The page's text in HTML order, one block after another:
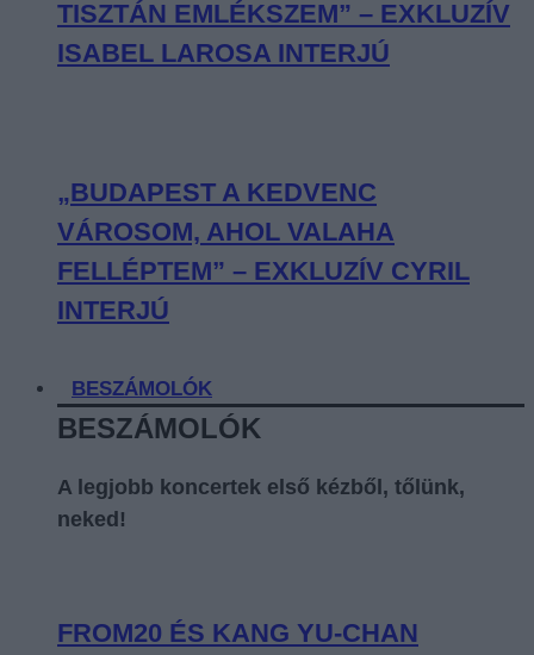
TISZTÁN EMLÉKSZEM” – EXKLUZÍV
ISABEL LAROSA INTERJÚ
„BUDAPEST A KEDVENC
VÁROSOM, AHOL VALAHA
FELLÉPTEM” – EXKLUZÍV CYRIL
INTERJÚ
BESZÁMOLÓK
BESZÁMOLÓK
A legjobb koncertek első kézből, tőlünk,
neked!
FROM20 ÉS KANG YU-CHAN